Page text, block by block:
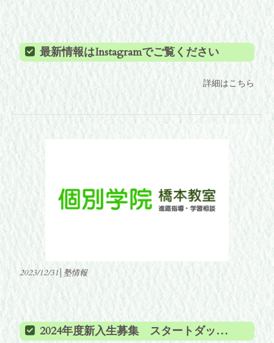
最新情報はInstagramでご覧ください
詳細はこちら
2023/12/31│塾情報
2024年度新入生募集 スタートダッシュを決めてライバルと差をつけよう！